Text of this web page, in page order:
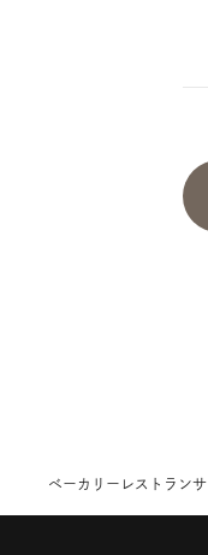
ベーカリーレストラン